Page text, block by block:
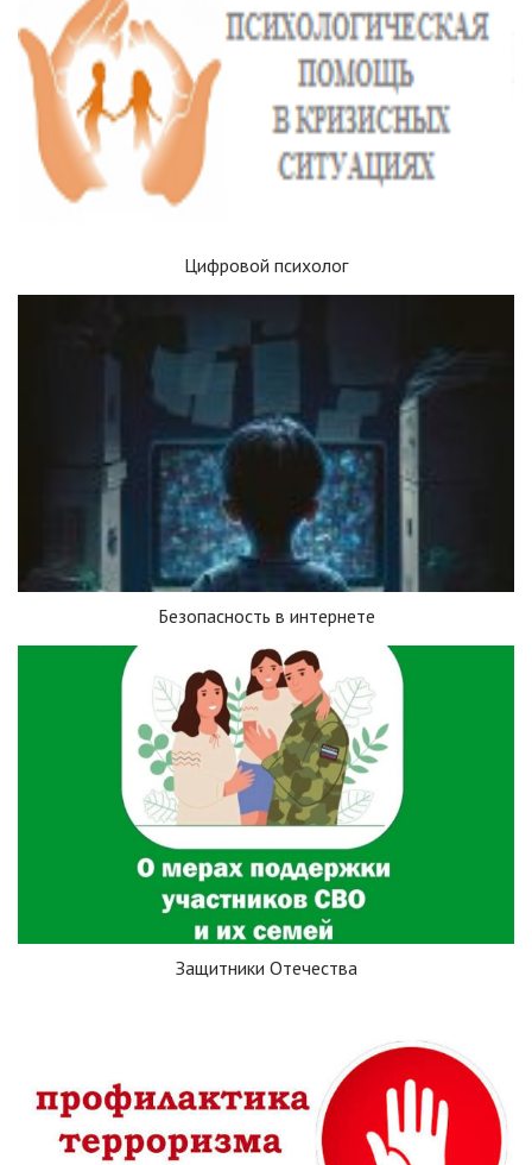
Цифровой психолог
Безопасность в интернете
Защитники Отечества